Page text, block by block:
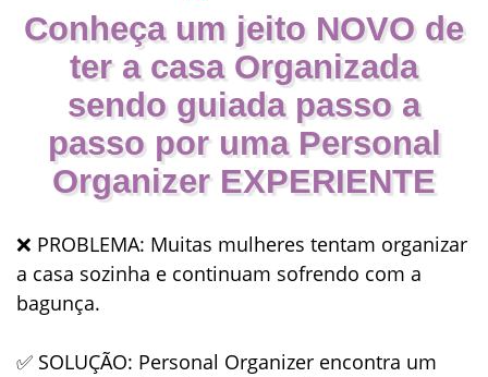
Conheça um jeito NOVO de
ter a casa Organizada
sendo guiada passo a
passo por uma Personal
Organizer EXPERIENTE
❌ PROBLEMA: Muitas mulheres tentam organizar
a casa sozinha e continuam sofrendo com a
bagunça.
✅ SOLUÇÃO: Personal Organizer encontra um